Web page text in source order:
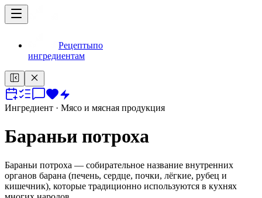
Рецептыпо
ингредиентам
Ингредиент · Мясо и мясная продукция
Бараньи потроха
Бараньи потроха — собирательное название внутренних
органов барана (печень, сердце, почки, лёгкие, рубец и
кишечник), которые традиционно используются в кухнях